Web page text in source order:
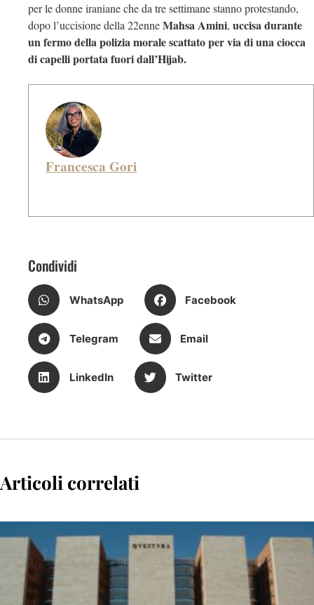
per le donne iraniane che da tre settimane stanno protestando,
dopo l’uccisione della 22enneMahsa Amini, uccisa durante
un fermo della polizia morale scattato per via di una ciocca
di capelli portata fuori dall’Hijab.
Francesca Gori
Condividi
WhatsApp Facebook
Telegram Email
LinkedIn Twitter
Articoli correlati